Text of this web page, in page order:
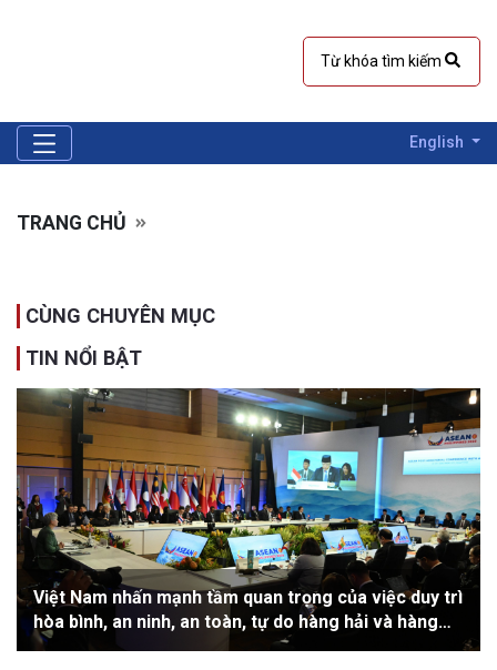
English
TRANG CHỦ
CÙNG CHUYÊN MỤC
TIN NỔI BẬT
Việt Nam nhấn mạnh tầm quan trọng của việc duy trì
hòa bình, an ninh, an toàn, tự do hàng hải và hàng
không